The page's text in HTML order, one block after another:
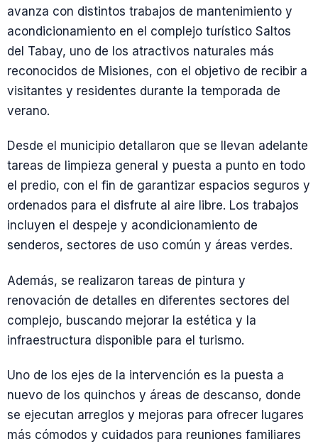
avanza con distintos trabajos de mantenimiento y
acondicionamiento en el complejo turístico Saltos
del Tabay, uno de los atractivos naturales más
reconocidos de Misiones, con el objetivo de recibir a
visitantes y residentes durante la temporada de
verano.
Desde el municipio detallaron que se llevan adelante
tareas de limpieza general y puesta a punto en todo
el predio, con el fin de garantizar espacios seguros y
ordenados para el disfrute al aire libre. Los trabajos
incluyen el despeje y acondicionamiento de
senderos, sectores de uso común y áreas verdes.
Además, se realizaron tareas de pintura y
renovación de detalles en diferentes sectores del
complejo, buscando mejorar la estética y la
infraestructura disponible para el turismo.
Uno de los ejes de la intervención es la puesta a
nuevo de los quinchos y áreas de descanso, donde
se ejecutan arreglos y mejoras para ofrecer lugares
más cómodos y cuidados para reuniones familiares